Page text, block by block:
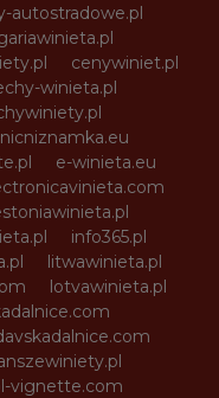
autostradowe.pl
cenywiniet.pl
winieta.pl
e-winieta.eu
info365.pl
litwawinieta.pl
lotvawinieta.pl
vignette.com